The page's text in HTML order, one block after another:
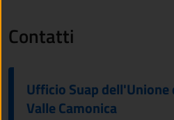
Contatti
Ufficio Suap
Valle Camonica